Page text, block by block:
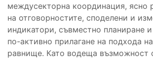
междусекторна координация, ясно
на отговорностите, споделени и
индикатори, съвместно планиране
по-активно прилагане на подхода
равнище. Като водеща възможност